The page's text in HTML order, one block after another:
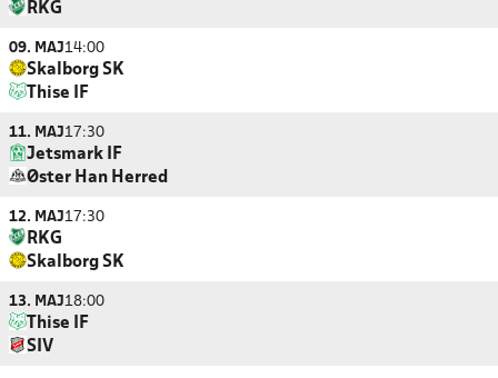
RKG
09. MAJ14:00
Skalborg SK
Thise IF
11. MAJ17:30
Jetsmark IF
Øster Han Herred
12. MAJ17:30
RKG
Skalborg SK
13. MAJ18:00
Thise IF
SIV